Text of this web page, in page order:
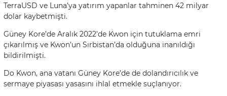
TerraUSD ve Luna’ya yatırım yapanlar tahminen 42 milyar
dolar kaybetmişti.
Güney Kore’de Aralık 2022’de Kwon için tutuklama emri
çıkarılmış ve Kwon’un Sırbistan’da olduğuna inanıldığı
bildirilmişti.
Do Kwon, ana vatanı Güney Kore’de de dolandırıcılık ve
sermaye piyasası yasasını ihlal etmekle suçlanıyor.